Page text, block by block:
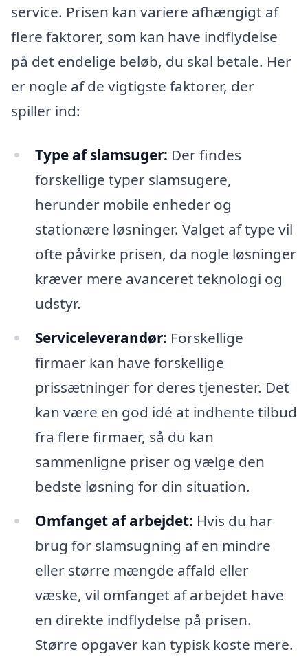
service. Prisen kan variere afhængigt af
flere faktorer, som kan have indflydelse
på det endelige beløb, du skal betale. Her
er nogle af de vigtigste faktorer, der
spiller ind:
Type af slamsuger: Der findes
forskellige typer slamsugere,
herunder mobile enheder og
stationære løsninger. Valget af type vil
ofte påvirke prisen, da nogle løsninger
kræver mere avanceret teknologi og
udstyr.
Serviceleverandør: Forskellige
firmaer kan have forskellige
prissætninger for deres tjenester. Det
kan være en god idé at indhente tilbud
fra flere firmaer, så du kan
sammenligne priser og vælge den
bedste løsning for din situation.
Omfanget af arbejdet: Hvis du har
brug for slamsugning af en mindre
eller større mængde affald eller
væske, vil omfanget af arbejdet have
en direkte indflydelse på prisen.
Større opgaver kan typisk koste mere.